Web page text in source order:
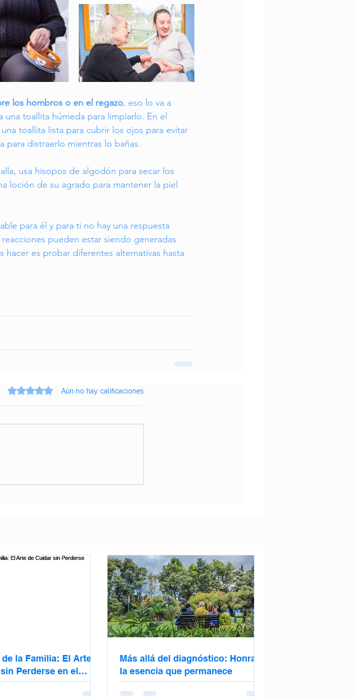
los hombros o en el regazo, eso lo va a
toallita húmeda para limpiarlo. En el
toallita lista para cubrir los ojos para evitar
para distraerlo mientras lo bañas.
usa hisopos de algodón para secar los
loción de su agrado para mantener la piel
para él y para ti no hay una respuesta
pueden estar siendo generadas
es probar diferentes alternativas hasta
Obtuvo 0 de 5 estrellas.Aún no hay calificaciones
la Familia: El Arte
Perderse en el
Más allá del diagnóstico: Honrar
la esencia que permanece